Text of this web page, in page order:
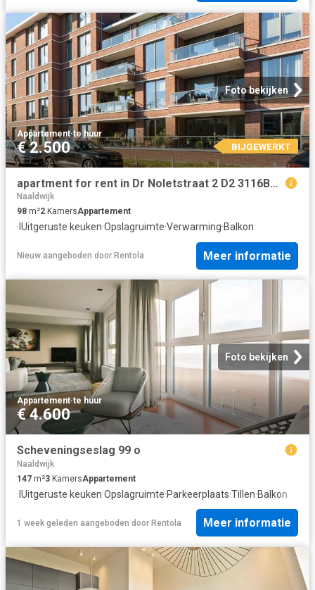
Foto bekijken
Appartement·te huur
€ 2.500 BIJGEWERKT
apartment for rent in Dr Noletstraat 2 D2 3116BH Schiedam Oranjekwartier Schiedam
Naaldwijk
98 m²2 KamersAppartement
· IUitgeruste keuken·Opslagruimte·Verwarming·Balkon
Nieuw aangeboden door Rentola Meer informatie
Foto bekijken
Appartement·te huur
€ 4.600
Scheveningseslag 99 o
Naaldwijk
147 m²3 KamersAppartement
· IUitgeruste keuken·Opslagruimte·Parkeerplaats·Tillen·Balkon
1 week geleden aangeboden door Rentola Meer informatie